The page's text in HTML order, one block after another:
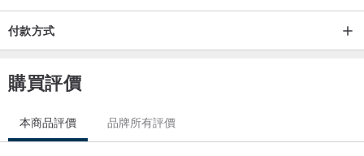
3.電線顏色: 黑/白
Color of the cable: black/ white
4.電源: 電池盒 / 電池盒加usb(+HKD40)
5.透明勾: 個 (HKD10兩個,黏上牆用)
付款方式
購買評價
本商品評價 品牌所有評價